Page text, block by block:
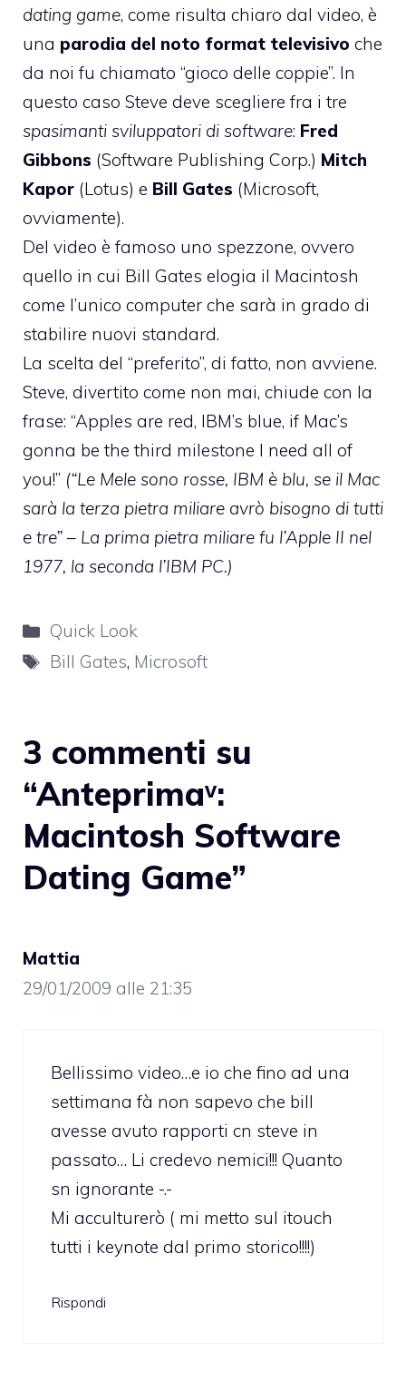
dating game, come risulta chiaro dal video, è
una parodia del noto format televisivo che
da noi fu chiamato “gioco delle coppie”. In
questo caso Steve deve scegliere fra i tre
spasimanti sviluppatori di software: Fred
Gibbons (Software Publishing Corp.) Mitch
Kapor (Lotus) e Bill Gates (Microsoft,
ovviamente).
Del video è famoso uno spezzone, ovvero
quello in cui Bill Gates elogia il Macintosh
come l’unico computer che sarà in grado di
stabilire nuovi standard.
La scelta del “preferito”, di fatto, non avviene.
Steve, divertito come non mai, chiude con la
frase: “Apples are red, IBM’s blue, if Mac’s
gonna be the third milestone I need all of
you!” (“Le Mele sono rosse, IBM è blu, se il Mac
sarà la terza pietra miliare avrò bisogno di tutti
e tre” – La prima pietra miliare fu l’Apple II nel
1977, la seconda l’IBM PC.)
Categorie
Quick Look
Tag
Bill Gates, Microsoft
3 commenti su
“Anteprimaᵛ:
Macintosh Software
Dating Game”
Mattia
29/01/2009 alle 21:35
Bellissimo video…e io che fino ad una
settimana fà non sapevo che bill
avesse avuto rapporti cn steve in
passato… Li credevo nemici!!! Quanto
sn ignorante -.-
Mi acculturerò ( mi metto sul itouch
tutti i keynote dal primo storico!!!!)
Rispondi